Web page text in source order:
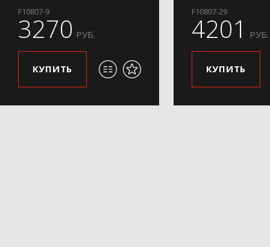
F10807-9
3270 РУБ.
КУПИТЬ
F10807-29
4201 РУБ.
КУПИТЬ